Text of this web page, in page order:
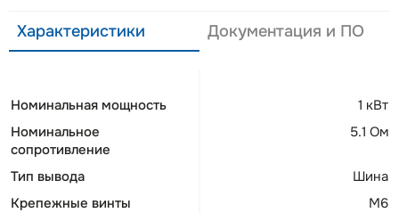
Характеристики Документация и ПО
Номинальная мощность
1 кВт
Номинальное
сопротивление
5.1 Ом
Тип вывода
Шина
Крепежные винты
М6